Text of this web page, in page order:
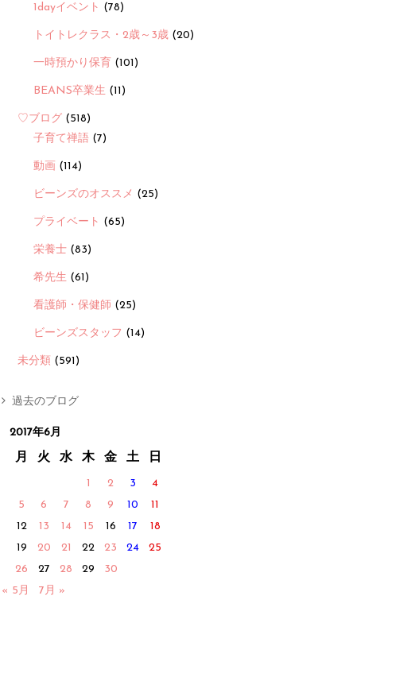
1dayイベント (78)
トイトレクラス・2歳～3歳 (20)
一時預かり保育 (101)
BEANS卒業生 (11)
♡ブログ (518)
子育て禅語 (7)
動画 (114)
ビーンズのオススメ (25)
プライベート (65)
栄養士 (83)
希先生 (61)
看護師・保健師 (25)
ビーンズスタッフ (14)
未分類 (591)
過去のブログ
2017年6月
月 火 水 木 金 土 日
1 2 3
4
5
6 7 8 9 10
11
12
13 14 15 16 17
18
19
20 21 22 23 24
25
26
27 28 29
30
« 5月
7月 »